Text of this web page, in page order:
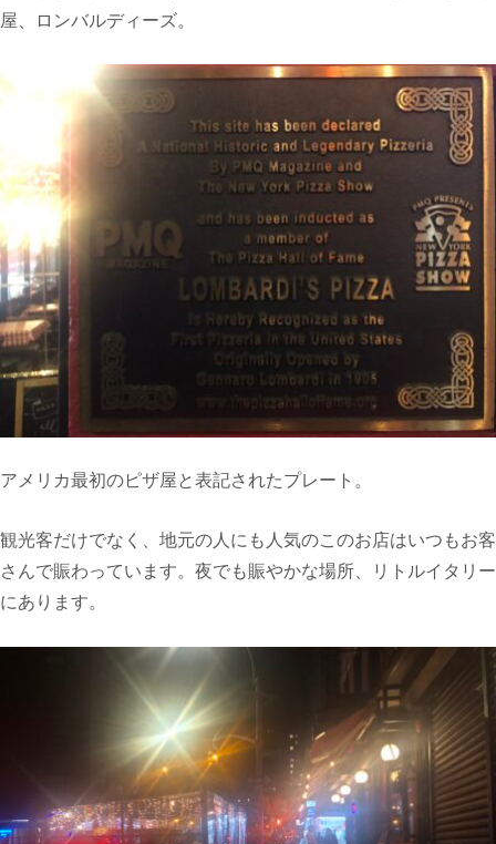
屋、ロンバルディーズ。
アメリカ最初のピザ屋と表記されたプレート。
観光客だけでなく、地元の人にも人気のこのお店はいつもお客
さんで賑わっています。夜でも賑やかな場所、リトルイタリー
にあります。